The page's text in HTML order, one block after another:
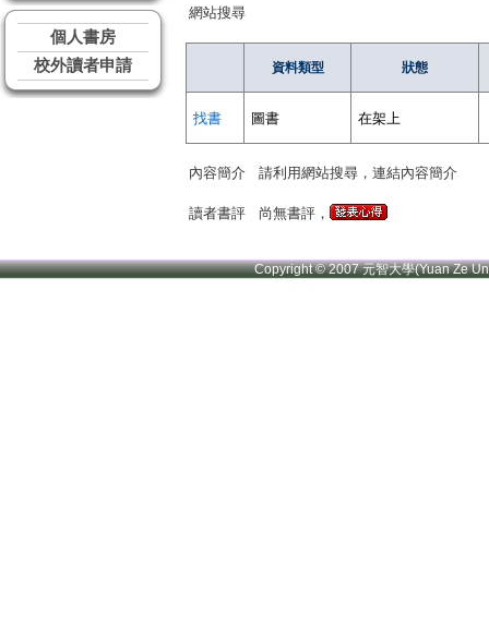
個人書房
校外讀者申請
網站搜尋
資料類型 狀態
找書 圖書 在架上
內容簡介 請利用網站搜尋，連結內容簡介
讀者書評 尚無書評，
Copyright © 2007 元智大學(Yuan Ze